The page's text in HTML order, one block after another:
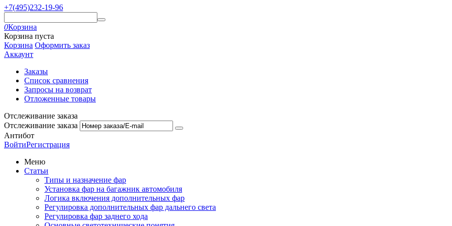
+7(495)232-19-96
0Корзина
Корзина пуста
Корзина Оформить заказ
Аккаунт
Заказы
Список сравнения
Запросы на возврат
Отложенные товары
Отслеживание заказа
Отслеживание заказа
Антибот
ВойтиРегистрация
Меню
Статьи
Типы и назначение фар
Установка фар на багажник автомобиля
Логика включения дополнительных фар
Регулировка дополнительных фар дальнего света
Регулировка фар заднего хода